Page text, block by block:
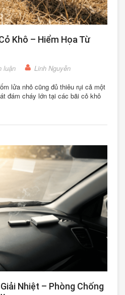
Khô – Hiểm Họa Từ
luận
Linh Nguyễn
lửa nhỏ cũng đủ thiêu rụi cả một
đám cháy lớn tại các bãi cỏ khô
Nhiệt – Phòng Chống